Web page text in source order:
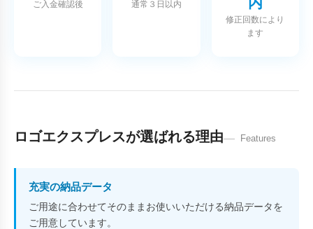
ご入金確認後 通常３日以内
修正回数により
ます
ロゴエクスプレスが選ばれる理由 Features
充実の納品データ
ご用途に合わせてそのままお使いいただける納品データを
ご用意しています。